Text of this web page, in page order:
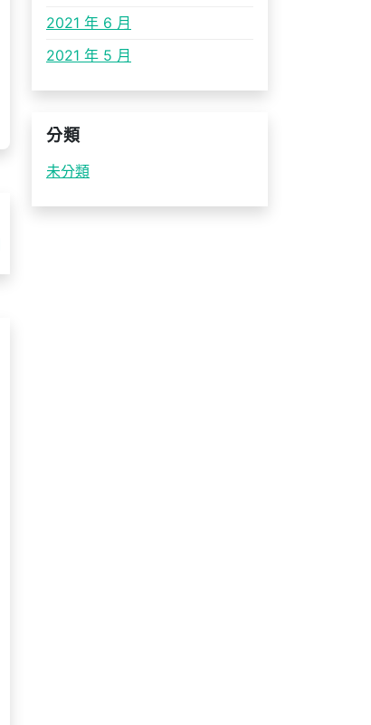
2021 年 6 月
2021 年 5 月
分類
未分類